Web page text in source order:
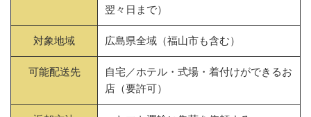
翌々日まで）
対象地域 広島県全域（福山市も含む）
可能配送先
自宅／ホテル・式場・着付けができるお
店（要許可）